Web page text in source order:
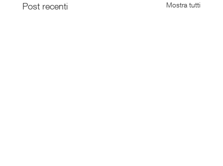
Post recenti Mostra tutti